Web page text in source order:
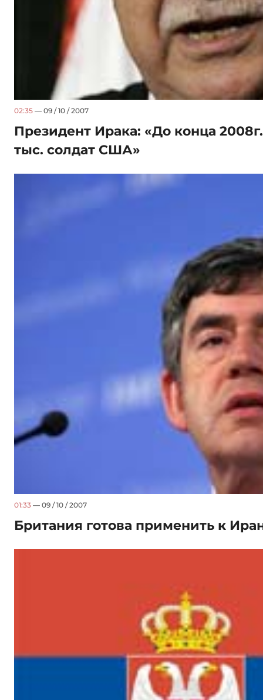
02:35 — 09 / 10 / 2007
Президент Ирака: «До конца
тыс. солдат США»
01:33 — 09 / 10 / 2007
Британия готова применить к